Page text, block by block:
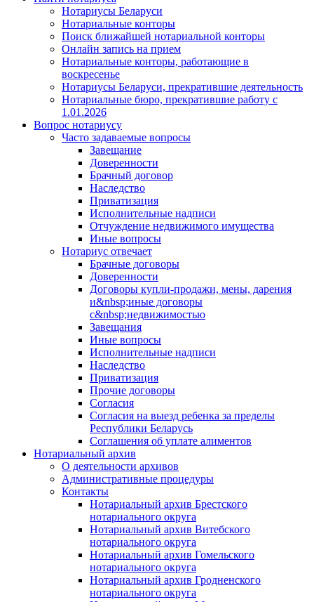
Нотариусы Беларуси
Нотариальные конторы
Поиск ближайшей нотариальной конторы
Онлайн запись на прием
Нотариальные конторы, работающие в
воскресенье
Нотариусы Беларуси, прекратившие деятельность
Нотариальные бюро, прекратившие работу с
1.01.2026
Вопрос нотариусу
Часто задаваемые вопросы
Завещание
Доверенности
Брачный договор
Наследство
Приватизация
Исполнительные надписи
Отчуждение недвижимого имущества
Иные вопросы
Нотариус отвечает
Брачные договоры
Доверенности
Договоры купли-продажи, мены, дарения
и&nbsp;иные договоры
с&nbsp;недвижимостью
Завещания
Иные вопросы
Исполнительные надписи
Наследство
Приватизация
Прочие договоры
Согласия
Согласия на выезд ребенка за пределы
Республики Беларусь
Соглашения об уплате алиментов
Нотариальный архив
О деятельности архивов
Административные процедуры
Контакты
Нотариальный архив Брестского
нотариального округа
Нотариальный архив Витебского
нотариального округа
Нотариальный архив Гомельского
нотариального округа
Нотариальный архив Гродненского
нотариального округа